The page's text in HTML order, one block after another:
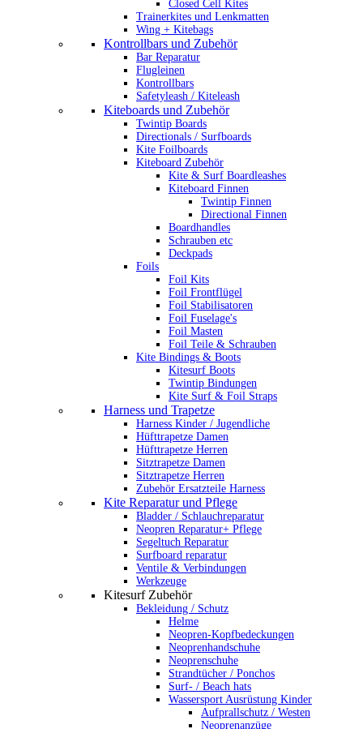
Closed Cell Kites
Trainerkites und Lenkmatten
Wing + Kitebags
Kontrollbars und Zubehör
Bar Reparatur
Flugleinen
Kontrollbars
Safetyleash / Kiteleash
Kiteboards und Zubehör
Twintip Boards
Directionals / Surfboards
Kite Foilboards
Kiteboard Zubehör
Kite & Surf Boardleashes
Kiteboard Finnen
Twintip Finnen
Directional Finnen
Boardhandles
Schrauben etc
Deckpads
Foils
Foil Kits
Foil Frontflügel
Foil Stabilisatoren
Foil Fuselage's
Foil Masten
Foil Teile & Schrauben
Kite Bindings & Boots
Kitesurf Boots
Twintip Bindungen
Kite Surf & Foil Straps
Harness und Trapetze
Harness Kinder / Jugendliche
Hüfttrapetze Damen
Hüfttrapetze Herren
Sitztrapetze Damen
Sitztrapetze Herren
Zubehör Ersatzteile Harness
Kite Reparatur und Pflege
Bladder / Schlauchreparatur
Neopren Reparatur+ Pflege
Segeltuch Reparatur
Surfboard reparatur
Ventile & Verbindungen
Werkzeuge
Kitesurf Zubehör
Bekleidung / Schutz
Helme
Neopren-Kopfbedeckungen
Neoprenhandschuhe
Neoprenschuhe
Strandtücher / Ponchos
Surf- / Beach hats
Wassersport Ausrüstung Kinder
Aufprallschutz / Westen
Neoprenanzüge